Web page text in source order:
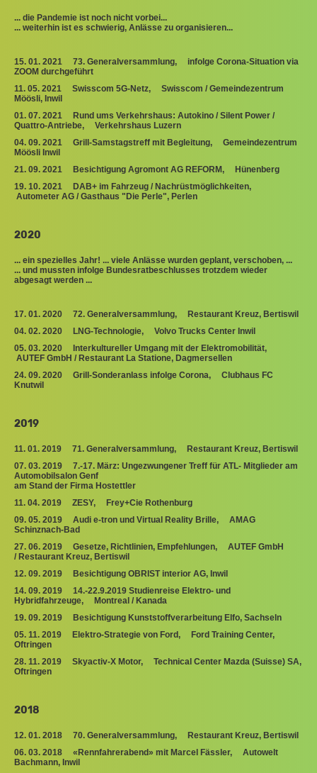
... die Pandemie ist noch nicht vorbei...
... weiterhin ist es schwierig, Anlässe zu organisieren...
15. 01. 2021 73. Generalversammlung, infolge Corona-Situation via
ZOOM durchgeführt
11. 05. 2021 Swisscom 5G-Netz, Swisscom / Gemeindezentrum
Möösli, Inwil
01. 07. 2021 Rund ums Verkehrshaus: Autokino / Silent Power /
Quattro-Antriebe, Verkehrshaus Luzern
04. 09. 2021 Grill-Samstagstreff mit Begleitung, Gemeindezentrum
Möösli Inwil
21. 09. 2021 Besichtigung Agromont AG REFORM, Hünenberg
19. 10. 2021 DAB+ im Fahrzeug / Nachrüstmöglichkeiten,
Autometer AG / Gasthaus "Die Perle", Perlen
2020
... ein spezielles Jahr! ... viele Anlässe wurden geplant, verschoben, ...
... und mussten infolge Bundesratbeschlusses trotzdem wieder
abgesagt werden ...
17. 01. 2020 72. Generalversammlung, Restaurant Kreuz, Bertiswil
04. 02. 2020 LNG-Technologie, Volvo Trucks Center Inwil
05. 03. 2020
Interkultureller Umgang mit der Elektromobilität,
AUTEF GmbH / Restaurant La Statione, Dagmersellen
24. 09. 2020 Grill-Sonderanlass infolge Corona, Clubhaus FC
Knutwil
2019
11. 01. 2019 71. Generalversammlung, Restaurant Kreuz, Bertiswil
07. 03. 2019 7.-17. März: Ungezwungener Treff für ATL- Mitglieder am
Automobilsalon Genf
am Stand der Firma Hostettler
11. 04. 2019 ZESY, Frey+Cie Rothenburg
09. 05. 2019 Audi e-tron und Virtual Reality Brille, AMAG
Schinznach-Bad
27. 06. 2019 Gesetze, Richtlinien, Empfehlungen, AUTEF GmbH
/ Restaurant Kreuz, Bertiswil
12. 09. 2019 Besichtigung OBRIST interior AG, Inwil
14. 09. 2019 14.-22.9.2019 Studienreise Elektro- und
Hybridfahrzeuge, Montreal / Kanada
19. 09. 2019 Besichtigung Kunststoffverarbeitung Elfo, Sachseln
05. 11. 2019 Elektro-Strategie von Ford, Ford Training Center,
Oftringen
28. 11. 2019 Skyactiv-X Motor, Technical Center Mazda (Suisse) SA,
Oftringen
2018
12. 01. 2018 70. Generalversammlung, Restaurant Kreuz, Bertiswil
06. 03. 2018 «Rennfahrerabend» mit Marcel Fässler, Autowelt
Bachmann, Inwil